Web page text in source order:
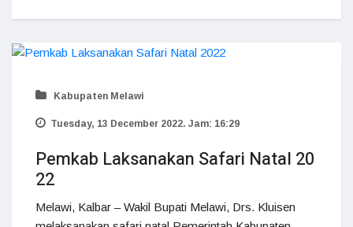
Kabupaten Melawi
Tuesday, 13 December 2022. Jam: 16:29
Pemkab Laksanakan Safari Natal 20
22
Melawi, Kalbar – Wakil Bupati Melawi, Drs. Kluisen